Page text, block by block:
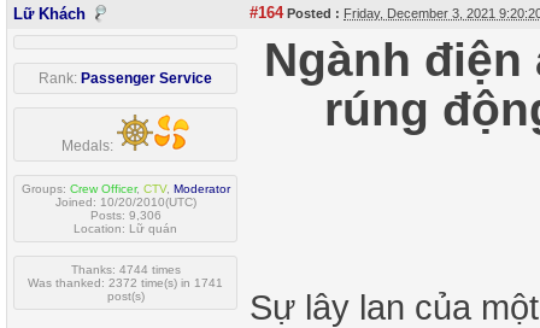
Lữ Khách #164Posted : Friday, December 3, 2021
Rank: Passenger Service
Medals:
Groups: Crew Officer, CTV, Moderator
Joined: 10/20/2010(UTC)
Posts: 9,306
Location: Lữ quán
Thanks: 4744 times
Was thanked: 2372 time(s) in 1741
post(s)
Ngành
rúng
Sự lây lan của